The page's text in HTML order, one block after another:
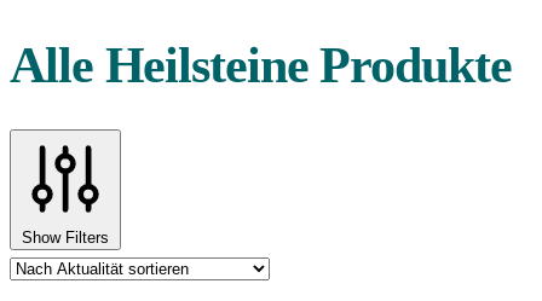
Alle Heilsteine Produkte
Show Filters